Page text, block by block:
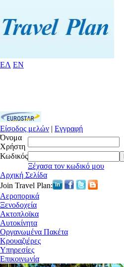
ΕΛ EN
Είσοδος μελών | Εγγραφή
Όνομα
Χρήστη
Κωδικός
Ξέχασα τον κωδικό μου
Αρχική Σελίδα
Join Travel Plan:
Αεροπορικά
Ξενοδοχεία
Ακτοπλοϊκα
Αυτοκίνητα
Οργανωμένα Πακέτα
Κρουαζιέρες
Υπηρεσίες
Επικοινωνία